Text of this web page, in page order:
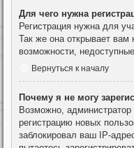
Для чего нужна
Регистрация нужна для
Так же она открывает вам
возможности,
Вернуться к началу
Почему я не могу
Возможно,
регистрацию новых
заблокировал ваш IP-